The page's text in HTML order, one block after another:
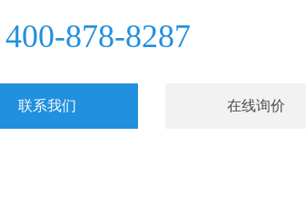
400-878-8287
联系我们 在线询价